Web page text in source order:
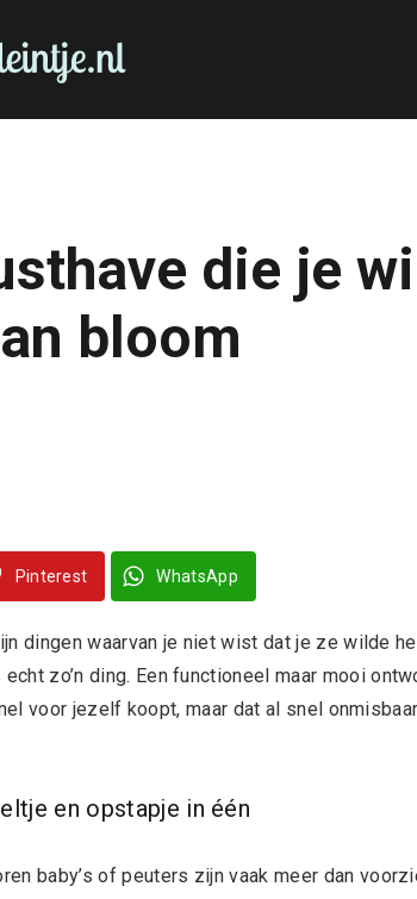
die je
bloom
Pinterest WhatsApp
dingen waarvan je niet wist dat je ze wilde
echt zo’n ding. Een functioneel maar mooi
voor jezelf koopt, maar dat al snel
en opstapje in één
baby’s of peuters zijn vaak meer dan